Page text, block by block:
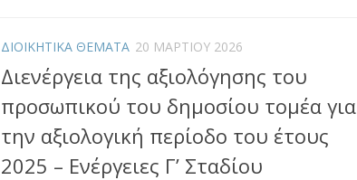
ΔΙΟΙΚΗΤΙΚΑ ΘΕΜΑΤΑ 20 ΜΑΡΤΊΟΥ 2026
Διενέργεια της αξιολόγησης του
προσωπικού του δημοσίου τομέα για
την αξιολογική περίοδο του έτους
2025 – Ενέργειες Γ’ Σταδίου